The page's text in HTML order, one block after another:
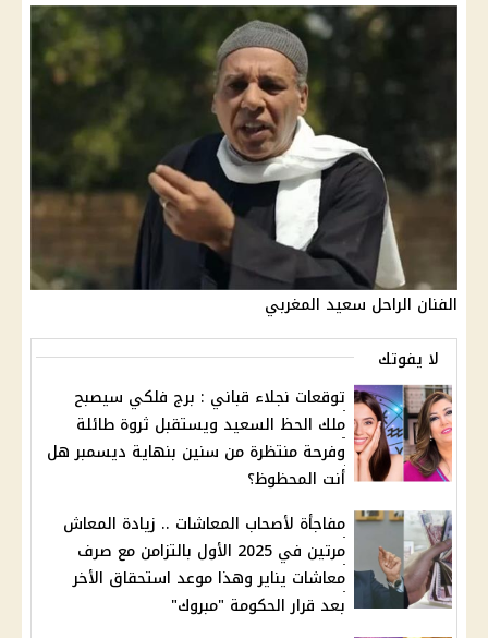
الفنان الراحل سعيد المغربي
لا يفوتك
توقعات نجلاء قباني : برج فلكي سيصبح
ملك الحظ السعيد ويستقبل ثروة طائلة
وفرحة منتظرة من سنين بنهاية ديسمبر هل
أنت المحظوظ؟
مفاجأة لأصحاب المعاشات .. زيادة المعاش
مرتين في 2025 الأول بالتزامن مع صرف
معاشات يناير وهذا موعد استحقاق الأخر
بعد قرار الحكومة "مبروك"